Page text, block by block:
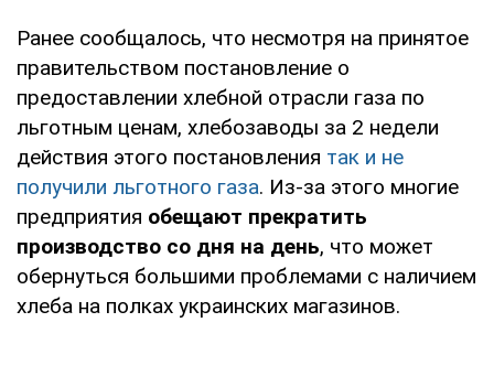
Ранее сообщалось, что несмотря на принятое
правительством постановление о
предоставлении хлебной отрасли газа по
льготным ценам, хлебозаводы за 2 недели
действия этого постановления так и не
получили льготного газа. Из-за этого многие
предприятия обещают прекратить
производство со дня на день, что может
обернуться большими проблемами с наличием
хлеба на полках украинских магазинов.